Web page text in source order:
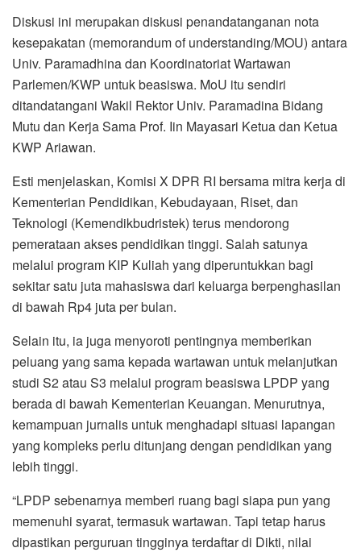
Diskusi ini merupakan diskusi penandatanganan nota
kesepakatan (memorandum of understanding/MOU) antara
Univ. Paramadhina dan Koordinatoriat Wartawan
Parlemen/KWP untuk beasiswa. MoU itu sendiri
ditandatangani Wakil Rektor Univ. Paramadina Bidang
Mutu dan Kerja Sama Prof. Iin Mayasari Ketua dan Ketua
KWP Ariawan.
Esti menjelaskan, Komisi X DPR RI bersama mitra kerja di
Kementerian Pendidikan, Kebudayaan, Riset, dan
Teknologi (Kemendikbudristek) terus mendorong
pemerataan akses pendidikan tinggi. Salah satunya
melalui program KIP Kuliah yang diperuntukkan bagi
sekitar satu juta mahasiswa dari keluarga berpenghasilan
di bawah Rp4 juta per bulan.
Selain itu, ia juga menyoroti pentingnya memberikan
peluang yang sama kepada wartawan untuk melanjutkan
studi S2 atau S3 melalui program beasiswa LPDP yang
berada di bawah Kementerian Keuangan. Menurutnya,
kemampuan jurnalis untuk menghadapi situasi lapangan
yang kompleks perlu ditunjang dengan pendidikan yang
lebih tinggi.
“LPDP sebenarnya memberi ruang bagi siapa pun yang
memenuhi syarat, termasuk wartawan. Tapi tetap harus
dipastikan perguruan tingginya terdaftar di Dikti, nilai